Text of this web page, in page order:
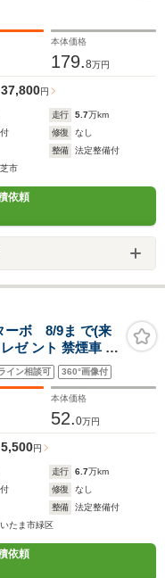
本体価格
179.8万円
37,800円
走行 5.7万km
修復
なし
整備
法定整備付
市
依頼
ーボ 8/9ま で(来
ゼ ント 禁煙車 純
フルセグTV
スタート パドル
イン相談可 360°画像付
本体価格
52.0万円
5,500円
走行 6.7万km
修復
なし
整備
法定整備付
たま市緑区
依頼